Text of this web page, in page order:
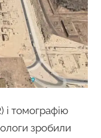
і томографію
зробили